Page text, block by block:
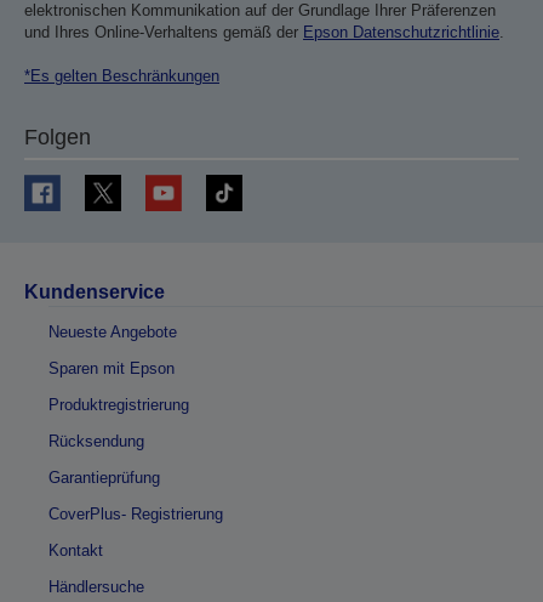
elektronischen Kommunikation auf der Grundlage Ihrer Präferenzen
und Ihres Online-Verhaltens gemäß der Epson Datenschutzrichtlinie.
*Es gelten Beschränkungen
Folgen
Kundenservice
Neueste Angebote
Sparen mit Epson
Produktregistrierung
Rücksendung
Garantieprüfung
CoverPlus- Registrierung
Kontakt
Händlersuche